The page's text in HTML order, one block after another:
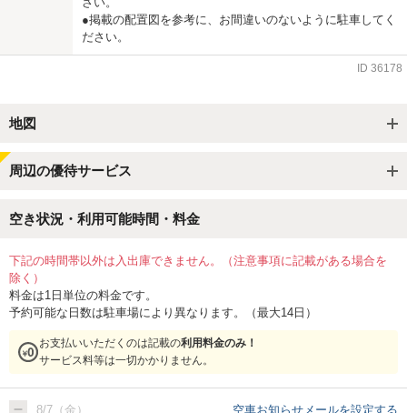
●掲載の配置図を参考に、お間違いのないように駐車してく
ださい。
ID 36178
地図
周辺の優待サービス
空き状況・利用可能時間・料金
下記の時間帯以外は入出庫できません。（注意事項に記載がある場合を
除く）
料金は1日単位の料金です。
予約可能な日数は駐車場により異なります。（最大14日）
お支払いいただくのは記載の利用料金のみ！
サービス料等は一切かかりません。
8/7（金） 空車お知らせメールを設定する